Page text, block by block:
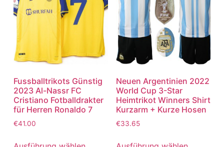
Fussballtrikots Günstig
2023 Al-Nassr FC
Cristiano Fotballdrakter
für Herren Ronaldo 7
€41.00
Neuen Argentinien 2022
World Cup 3-Star
Heimtrikot Winners Shirt
Kurzarm + Kurze Hosen
€33.65